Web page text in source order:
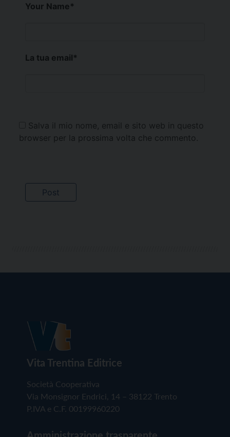
Your Name*
La tua email*
Salva il mio nome, email e sito web in questo
browser per la prossima volta che commento.
Vita Trentina Editrice
Società Cooperativa
Via Monsignor Endrici, 14 – 38122 Trento
P.IVA e C.F. 00199960220